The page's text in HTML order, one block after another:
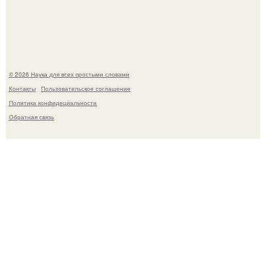
© 2026 Наука для всех простыми словами
Контакты
Пользовательское соглашение
Политика конфидециальности
Обратная связь